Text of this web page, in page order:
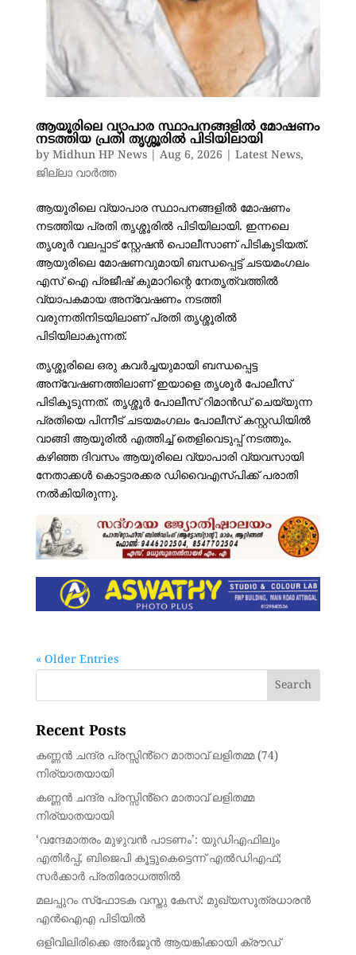
ആയൂരിലെ വ്യാപാര സ്ഥാപനങ്ങളിൽ മോഷണം
നടത്തിയ പ്രതി തൃശ്ശൂരിൽ പിടിയിലായി
by Midhun HP News| Aug 6, 2026 Latest News,
ജില്ലാ വാർത്ത
ആയൂരിലെ വ്യാപാര സ്ഥാപനങ്ങളിൽ മോഷണം
നടത്തിയ പ്രതി തൃശ്ശൂരിൽ പിടിയിലായി. ഇന്നലെ
തൃശൂർ വലപ്പാട് സ്റ്റേഷൻ പൊലീസാണ് പിടികൂടിയത്.
ആയുരിലെ മോഷണവുമായി ബന്ധപ്പെട്ട് ചടയമംഗലം
എസ് ഐ പ്രജീഷ് കുമാറിന്റെ നേതൃത്വത്തിൽ
വ്യാപകമായ അന്വേഷണം നടത്തി
വരുന്നതിനിടയിലാണ് പ്രതി തൃശ്ശൂരിൽ
പിടിയിലാകുന്നത്.
തൃശ്ശൂരിലെ ഒരു കവർച്ചയുമായി ബന്ധപ്പെട്ട
അന്വേഷണത്തിലാണ് ഇയാളെ തൃശൂർ പോലീസ്
പിടികൂടുന്നത്. തൃശ്ശൂർ പോലീസ് റിമാൻഡ് ചെയ്യുന്ന
പ്രതിയെ പിന്നീട് ചടയമംഗലം പോലീസ് കസ്റ്റഡിയിൽ
വാങ്ങി ആയൂരിൽ എത്തിച്ച് തെളിവെടുപ്പ് നടത്തും.
കഴിഞ്ഞ ദിവസം ആയൂരിലെ വ്യാപാരി വ്യവസായി
നേതാക്കൾ കൊട്ടാരക്കര ഡിവൈഎസ്പിക്ക് പരാതി
നൽകിയിരുന്നു.
« Older Entries
Recent Posts
കണ്ണൻ ചന്ദ്ര പ്രസ്സിൻ്റെ മാതാവ് ലളിതമ്മ (74)
നിര്യാതയായി
കണ്ണൻ ചന്ദ്ര പ്രസ്സിൻ്റെ മാതാവ് ലളിതമ്മ
നിര്യാതയായി
‘വന്ദേമാതരം മുഴുവന്‍ പാടണം’: യുഡിഎഫിലും
എതിര്‍പ്പ്, ബിജെപി കൂട്ടുകെട്ടെന്ന് എല്‍ഡിഎഫ്;
സര്‍ക്കാര്‍ പ്രതിരോധത്തില്‍
മലപ്പുറം സ്‌ഫോടക വസ്തു കേസ്: മുഖ്യസൂത്രധാരന്‍
എന്‍ഐഎ പിടിയില്‍
ഒളിവിലിരിക്കെ അര്‍ജുന്‍ ആയങ്കിക്കായി ക്രൗഡ്